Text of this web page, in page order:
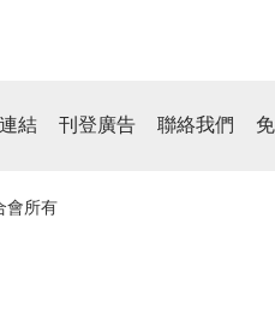
結 刊登廣告 聯絡我們
會所有